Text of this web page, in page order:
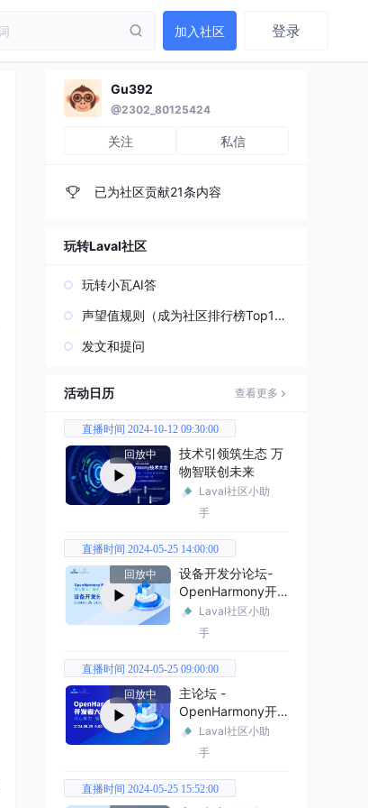
加入社区 登录
Gu392
@2302_80125424
关注 私信
已为社区贡献21条内容
玩转Laval社区
玩转小瓦AI答
声望值规则（成为社区排行榜Top1
发文和提问
活动日历 查看更多
直播时间 2024-10-12 09:30:00
回放中
技术引领筑生态 万
物智联创未来
Laval社区小助
手
直播时间 2024-05-25 14:00:00
回放中
设备开发分论坛-
OpenHarmony开
发者大会2024
Laval社区小助
手
直播时间 2024-05-25 09:00:00
回放中
主论坛 -
OpenHarmony开
发者大会2024
Laval社区小助
手
直播时间 2024-05-25 15:52:00